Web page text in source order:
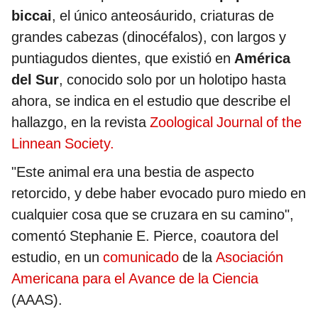
biccai, el único anteosáurido, criaturas de
grandes cabezas (dinocéfalos), con largos y
puntiagudos dientes, que existió en América
del Sur, conocido solo por un holotipo hasta
ahora, se indica en el estudio que describe el
hallazgo, en la revistaZoological Journal of the
Linnean Society.
"Este animal era una bestia de aspecto
retorcido, y debe haber evocado puro miedo en
cualquier cosa que se cruzara en su camino",
comentó Stephanie E. Pierce, coautora del
estudio, en un comunicado de laAsociación
Americana para el Avance de la Ciencia
(AAAS).